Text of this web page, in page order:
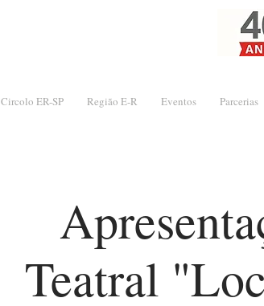
Circolo ER-SP Região E-R Eventos Parcerias
Teatral